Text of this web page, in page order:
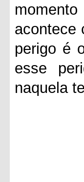
acontece
perigo é
esse
naquela